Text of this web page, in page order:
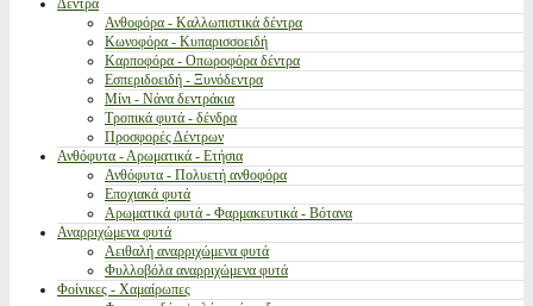
Δέντρα
Ανθοφόρα - Καλλωπιστικά δέντρα
Κωνοφόρα - Κυπαρισσοειδή
Καρποφόρα - Οπωροφόρα δέντρα
Εσπεριδοειδή - Ξυνόδεντρα
Μίνι - Νάνα δεντράκια
Τροπικά φυτά - δένδρα
Προσφορές Δέντρων
Ανθόφυτα - Αρωματικά - Ετήσια
Ανθόφυτα - Πολυετή ανθοφόρα
Εποχιακά φυτά
Αρωματικά φυτά - Φαρμακευτικά - Βότανα
Αναρριχώμενα φυτά
Αειθαλή αναρριχώμενα φυτά
Φυλλοβόλα αναρριχώμενα φυτά
Φοίνικες - Χαμαίρωπες